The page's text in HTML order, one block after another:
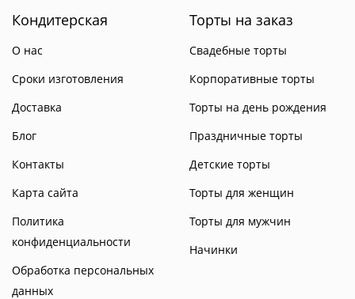
Кондитерская
О нас
Сроки изготовления
Доставка
Блог
Контакты
Карта сайта
Политика
конфиденциальности
Обработка персональных
данных
Торты на заказ
Свадебные торты
Корпоративные торты
Торты на день рождения
Праздничные торты
Детские торты
Торты для женщин
Торты для мужчин
Начинки